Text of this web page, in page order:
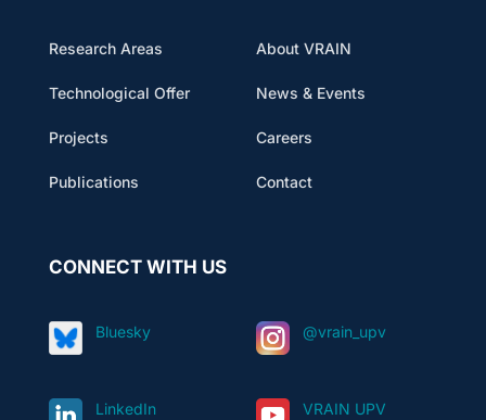
Research Areas
Technological Offer
Projects
Publications
About VRAIN
News & Events
Careers
Contact
CONNECT WITH US
Bluesky @vrain_upv
LinkedIn VRAIN UPV